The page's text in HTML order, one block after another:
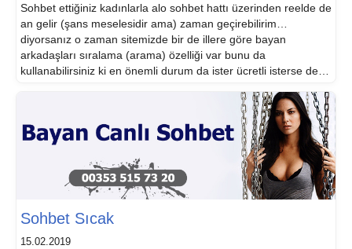
Sohbet ettiğiniz kadınlarla alo sohbet hattı üzerinden reelde de
an gelir (şans meselesidir ama) zaman geçirebilirim…
diyorsanız o zaman sitemizde bir de illere göre bayan
arkadaşları sıralama (arama) özelliği var bunu da
kullanabilirsiniz ki en önemli durum da ister ücretli isterse de
Sohbet Sıcak
15.02.2019